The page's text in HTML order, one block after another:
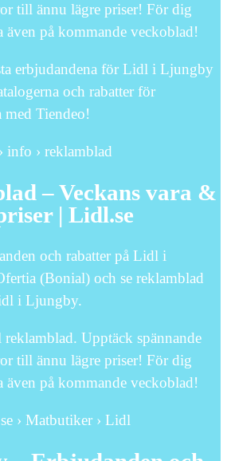
till ännu lägre priser! För dig
på kommande veckoblad!
erbjudandena för Lidl i Ljungby
och rabatter för
med Tiendeo!
info › reklamblad
– Veckans vara &
| Lidl.se
och rabatter på Lidl i
(Bonial) och se reklamblad
i Ljungby.
Upptäck spännande
till ännu lägre priser! För dig
på kommande veckoblad!
› Matbutiker › Lidl